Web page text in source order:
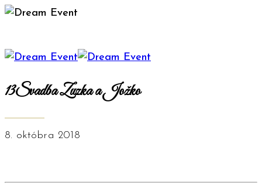
13Svadba Zuzka a Jožko
8. októbra 2018